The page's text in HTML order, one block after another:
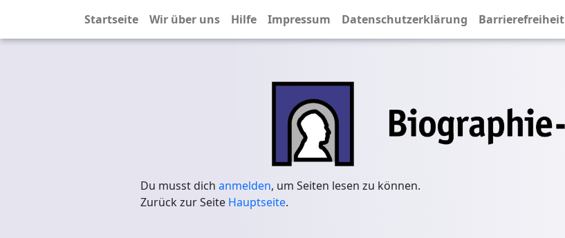
Startseite Wir über uns Hilfe Impressum Datenschutzerklärung Barrierefreiheit
Du musst dich anmelden, um Seiten lesen zu können.
Zurück zur Seite Hauptseite.